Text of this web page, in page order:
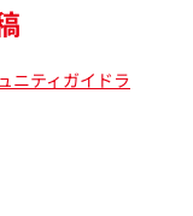
ニティガイドラ